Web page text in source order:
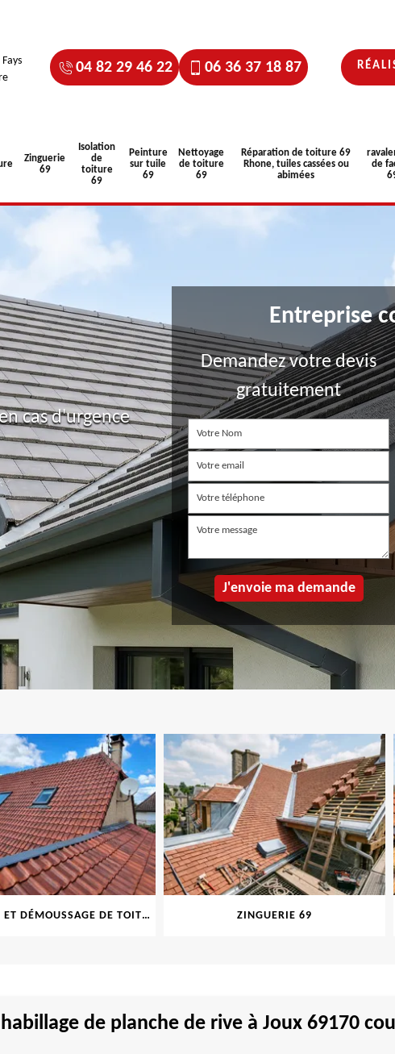
04 82 29 46 22 06 36 37 18 87
Zinguerie
69
Isolation
de
toiture
69
Peinture
sur tuile
69
Nettoyage
de toiture
69
Réparation de toiture 69
Rhone, tuiles cassées ou
abimées
de
cas d'urgence
Entreprise
Demandez votre devis
gratuitement
NETTOYAGE ET DÉMOUSSAGE DE TOITURE ET FAÇADE 69 ZINGUERIE 69
de planche de rive à Joux 69170